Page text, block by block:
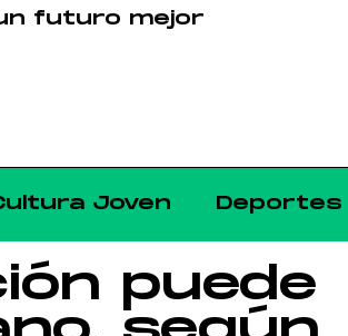
futuro mejor
Joven Deportes
puede